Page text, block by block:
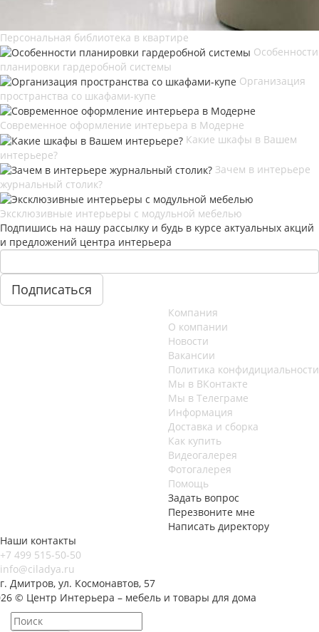
Персональная библиотека в квартире
Особенности
планировки гардеробной системы
Организация
пространства со шкафами-купе
Современное оформление интерьера в Модерне
Какие шкафы в Вашем
интерьере?
Зачем в интерьере
журнальный столик?
Эксклюзивные интерьеры с модульной мебелью
Подпишись на нашу рассылку и будь в курсе актуальных акций
и предложений центра интерьера
Компания
О компании
Новости
Вакансии
Политика конфидициальности
Мы в ВКонтакте
Мы в Телеграме
Информация
Доставка и сборка
Как купить
Видеогалерея
Фотогалерея
Помощь
Задать вопрос
Перезвоните мне
Написать директору
Наши контакты
+7 499 515-50-50
info@ciladya.ru
г. Дмитров, ул. Космонавтов, 57
© Центр Интерьера – мебель и товары для дома